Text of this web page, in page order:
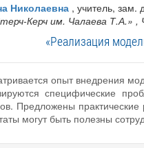
Николаевна , учитель, зам.
Керч им. Чалаева Т.А.» ,
«Реализация
опыт внедрения
специфические
Предложены
могут быть полезны